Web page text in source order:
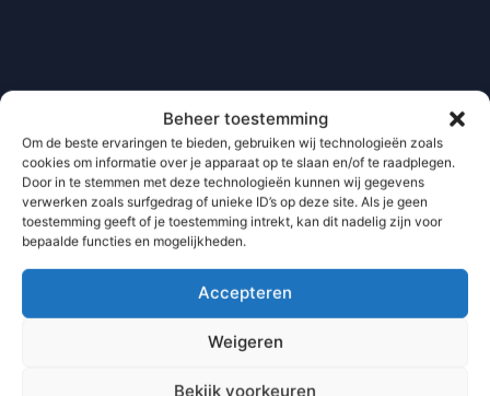
Beheer toestemming
Om de beste ervaringen te bieden, gebruiken wij technologieën zoals
cookies om informatie over je apparaat op te slaan en/of te raadplegen.
Door in te stemmen met deze technologieën kunnen wij gegevens
verwerken zoals surfgedrag of unieke ID’s op deze site. Als je geen
toestemming geeft of je toestemming intrekt, kan dit nadelig zijn voor
bepaalde functies en mogelijkheden.
Accepteren
Weigeren
Bekijk voorkeuren